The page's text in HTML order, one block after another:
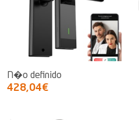
N�o definido
428,04€